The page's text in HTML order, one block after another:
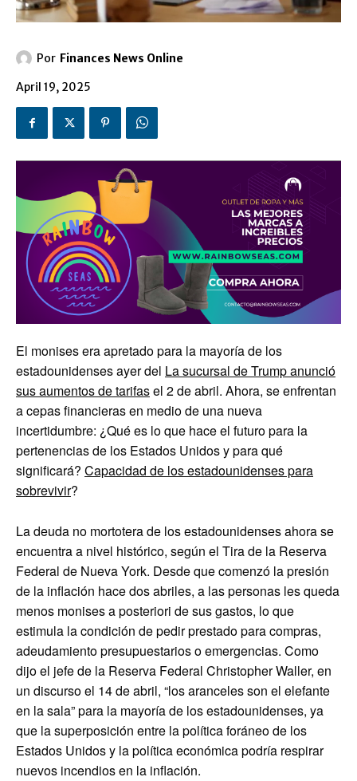
Por Finances News Online
April 19, 2025
El monises era apretado para la mayoría de los
estadounidenses ayer del La sucursal de Trump anunció
sus aumentos de tarifasel 2 de abril. Ahora, se enfrentan
a cepas financieras en medio de una nueva
incertidumbre: ¿Qué es lo que hace el futuro para la
pertenencias de los Estados Unidos y para qué
significará? Capacidad de los estadounidenses para
sobrevivir?
La deuda no mortotera de los estadounidenses ahora se
encuentra a nivel histórico, según el Tira de la Reserva
Federal de Nueva York. Desde que comenzó la presión
de la inflación hace dos abriles, a las personas les queda
menos monises a posteriori de sus gastos, lo que
estimula la condición de pedir prestado para compras,
adeudamiento presupuestarios o emergencias. Como
dijo el jefe de la Reserva Federal Christopher Waller, en
un discurso el 14 de abril, “los aranceles son el elefante
en la sala” para la mayoría de los estadounidenses, ya
que la superposición entre la política foráneo de los
Estados Unidos y la política económica podría respirar
nuevos incendios en la inflación.